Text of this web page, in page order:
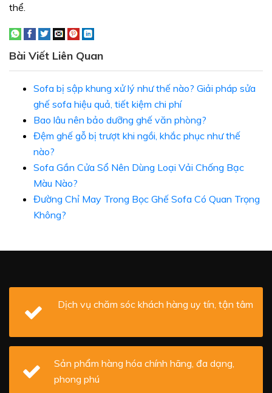
thể.
Bài Viết Liên Quan
Sofa bị sập khung xử lý như thế nào? Giải pháp sửa
ghế sofa hiệu quả, tiết kiệm chi phí
Bao lâu nên bảo dưỡng ghế văn phòng?
Đệm ghế gỗ bị trượt khi ngồi, khắc phục như thế
nào?
Sofa Gần Cửa Sổ Nên Dùng Loại Vải Chống Bạc
Màu Nào?
Đường Chỉ May Trong Bọc Ghế Sofa Có Quan Trọng
Không?
Dịch vụ chăm sóc khách hàng uy tín, tận tâm
Sản phẩm hàng hóa chính hãng, đa dạng,
phong phú